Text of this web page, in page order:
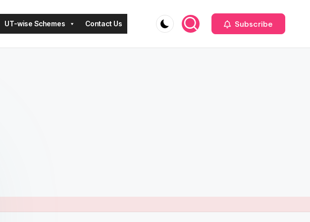
UT-wise Schemes Contact Us Subscribe